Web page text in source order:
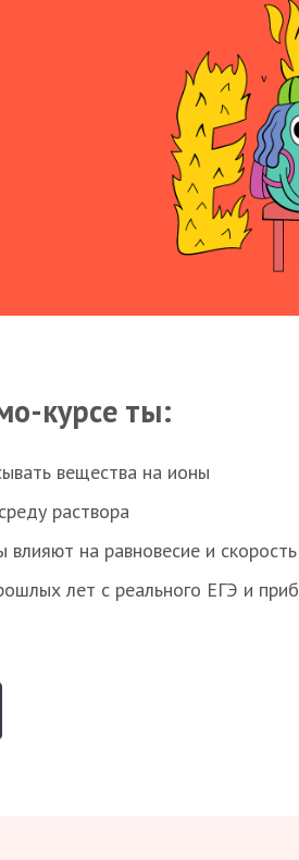
курсе ты:
вещества на ионы
раствора
на равновесие и
лет с реального ЕГЭ и